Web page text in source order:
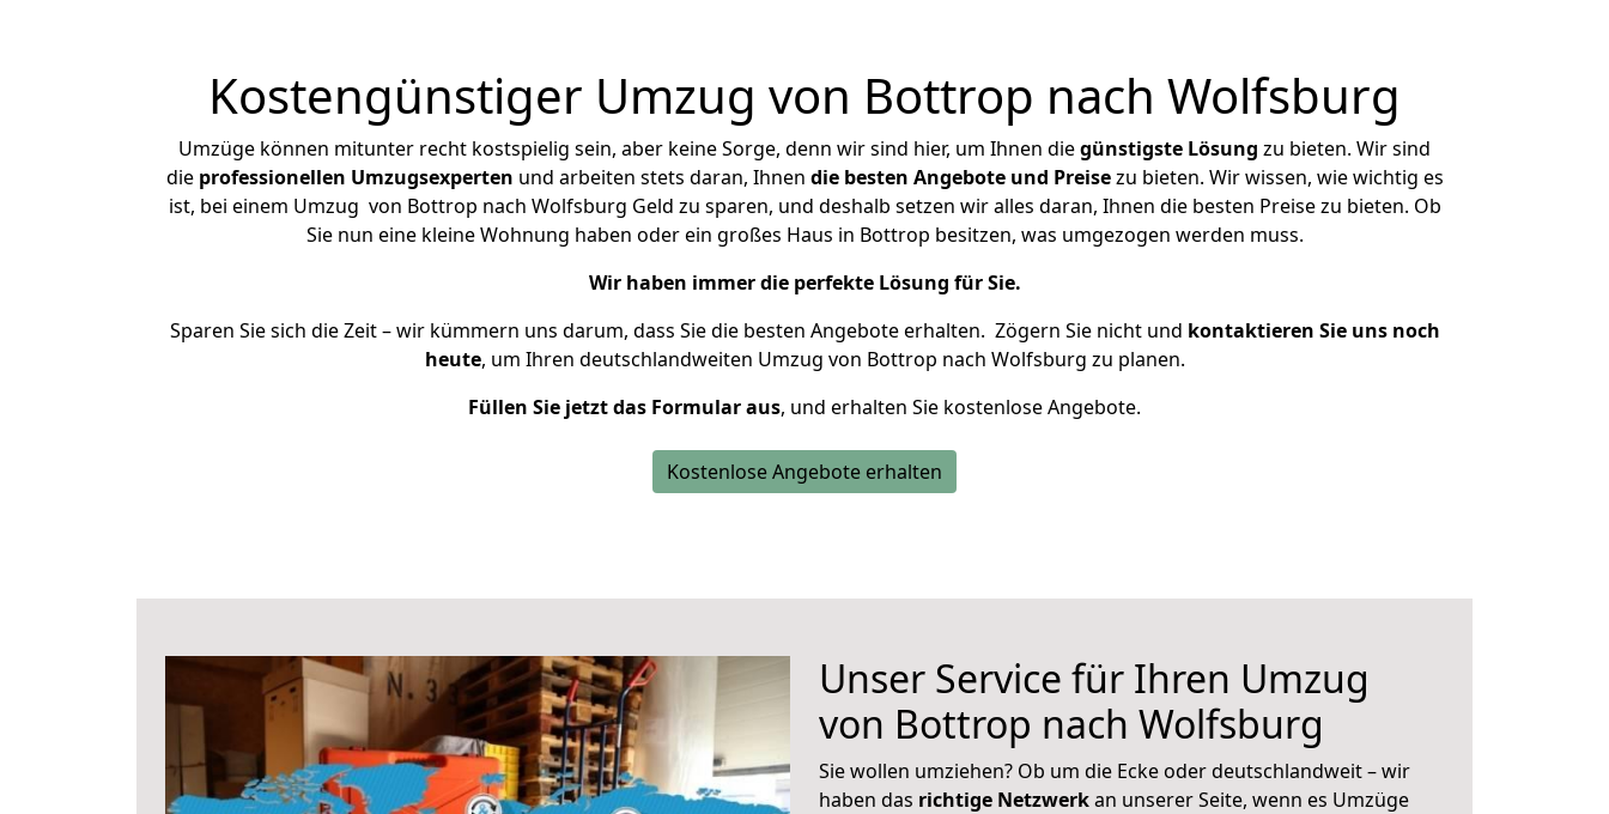
Kostengünstiger Umzug von Bottrop nach Wolfsburg
Umzüge können mitunter recht kostspielig sein, aber keine Sorge, denn wir sind hier, um Ihnen diegünstigste Lösung zu bieten. Wir sind
die professionellen Umzugsexperten und arbeiten stets daran, Ihnen die besten Angebote und Preisezu bieten. Wir wissen, wie wichtig es
ist, bei einem Umzug von Bottrop nach Wolfsburg Geld zu sparen, und deshalb setzen wir alles daran, Ihnen die besten Preise zu bieten. Ob
Sie nun eine kleine Wohnung haben oder ein großes Haus in Bottrop besitzen, was umgezogen werden muss.
Wir haben immer die perfekte Lösung für Sie.
Sparen Sie sich die Zeit – wir kümmern uns darum, dass Sie die besten Angebote erhalten. Zögern Sie nicht und kontaktieren Sie uns noch
heute, um Ihren deutschlandweiten Umzug von Bottrop nach Wolfsburg zu planen.
Füllen Sie jetzt das Formular aus, und erhalten Sie kostenlose Angebote.
Kostenlose Angebote erhalten
Unser Service für Ihren Umzug
von Bottrop nach Wolfsburg
Sie wollen umziehen? Ob um die Ecke oder deutschlandweit – wir
haben das richtige Netzwerkan unserer Seite, wenn es Umzüge